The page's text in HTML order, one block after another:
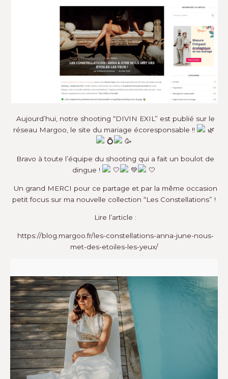
Aujourd’hui, notre shooting “DIVIN EXIL” est publié sur le
réseau Margoo , le site du mariage écoresponsable !!
Bravo à toute l’équipe du shooting qui a fait un boulot de
dingue !
Un grand MERCI pour ce partage et par la même occasion
petit focus sur ma nouvelle collection “Les Constellations” !
Lire l’article :
https://blog.margoo.fr/les-constellations-anna-june-nous-
met-des-etoiles-les-yeux/